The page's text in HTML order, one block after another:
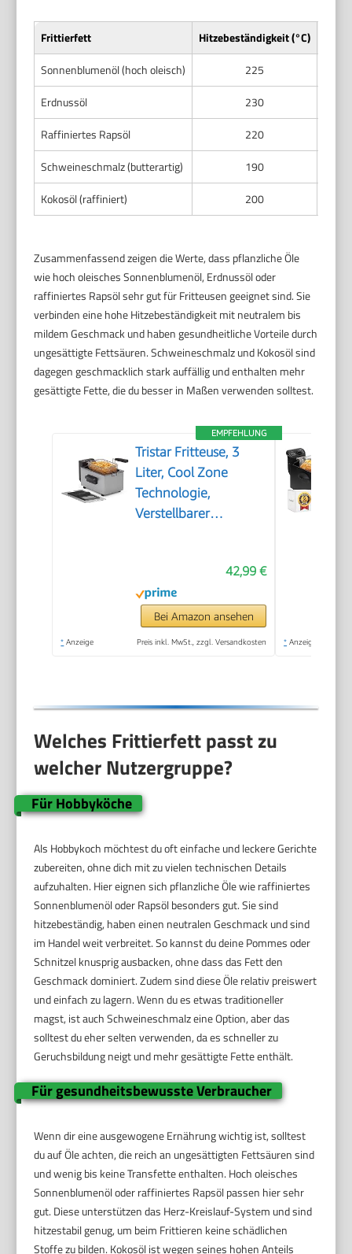
Frittierfett
Hitzebeständigkeit (°C)
Sonnenblumenöl (hoch oleisch)
225
Erdnussöl
230
Raffiniertes Rapsöl
220
Schweineschmalz (butterartig)
190
Kokosöl (raffiniert)
200
Zusammenfassend zeigen die Werte, dass pflanzliche Öle
wie hoch oleisches Sonnenblumenöl, Erdnussöl oder
raffiniertes Rapsöl sehr gut für Fritteusen geeignet sind. Sie
verbinden eine hohe Hitzebeständigkeit mit neutralem bis
mildem Geschmack und haben gesundheitliche Vorteile durch
ungesättigte Fettsäuren. Schweineschmalz und Kokosöl sind
dagegen geschmacklich stark auffällig und enthalten mehr
gesättigte Fette, die du besser in Maßen verwenden solltest.
EMPFEHLUNG
Tristar Fritteuse, 3
Liter, Cool Zone
Technologie,
Verstellbarer
Teile, Sichtfenster,
Kabelaufbewahrung,
Überhitzungsschutz,
Kompaktes Design,
42,99 €
Bei Amazon ansehen
* Anzeige Preis inkl. MwSt., zzgl. Versandkosten * Anzeige
Welches Frittierfett passt zu
welcher Nutzergruppe?
Für Hobbyköche
Als Hobbykoch möchtest du oft einfache und leckere Gerichte
zubereiten, ohne dich mit zu vielen technischen Details
aufzuhalten. Hier eignen sich pflanzliche Öle wie raffiniertes
Sonnenblumenöl oder Rapsöl besonders gut. Sie sind
hitzebeständig, haben einen neutralen Geschmack und sind
im Handel weit verbreitet. So kannst du deine Pommes oder
Schnitzel knusprig ausbacken, ohne dass das Fett den
Geschmack dominiert. Zudem sind diese Öle relativ preiswert
und einfach zu lagern. Wenn du es etwas traditioneller
magst, ist auch Schweineschmalz eine Option, aber das
solltest du eher selten verwenden, da es schneller zu
Geruchsbildung neigt und mehr gesättigte Fette enthält.
Für gesundheitsbewusste Verbraucher
Wenn dir eine ausgewogene Ernährung wichtig ist, solltest
du auf Öle achten, die reich an ungesättigten Fettsäuren sind
und wenig bis keine Transfette enthalten. Hoch oleisches
Sonnenblumenöl oder raffiniertes Rapsöl passen hier sehr
gut. Diese unterstützen das Herz-Kreislauf-System und sind
hitzestabil genug, um beim Frittieren keine schädlichen
Stoffe zu bilden. Kokosöl ist wegen seines hohen Anteils